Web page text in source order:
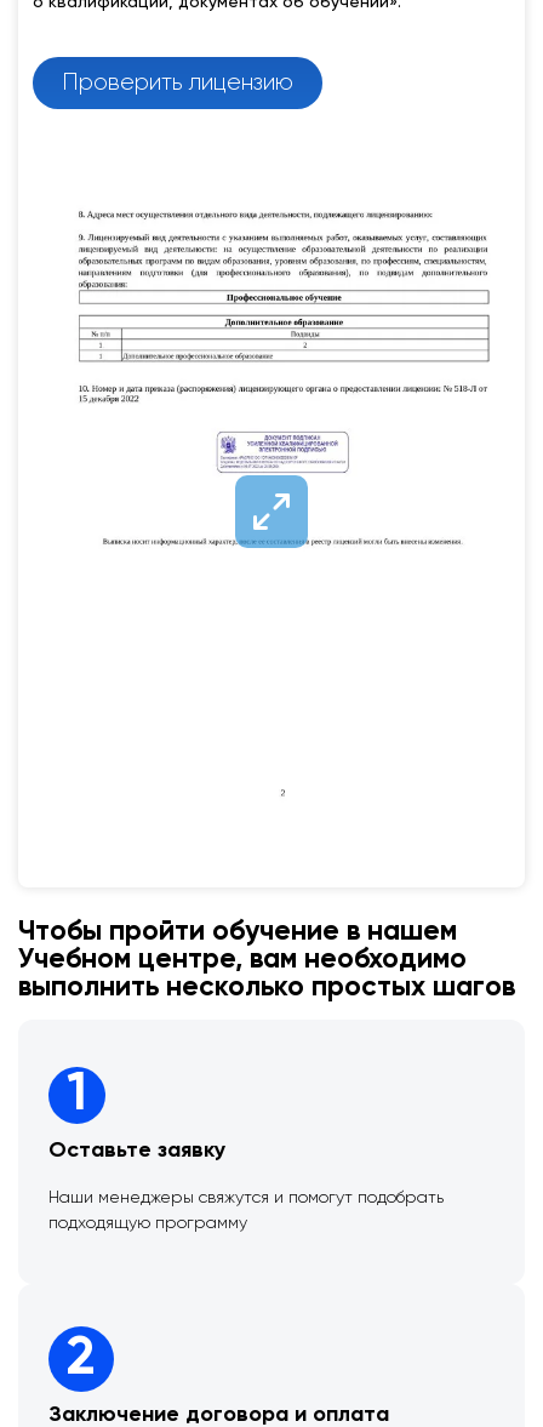
Проверить лицензию
Чтобы пройти обучение в нашем
Учебном центре, вам необходимо
выполнить несколько простых шагов
1
Оставьте заявку
Наши менеджеры свяжутся и помогут подобрать
подходящую программу
2
Заключение договора и оплата